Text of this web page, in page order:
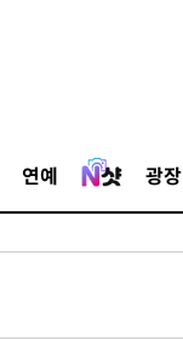
연예 광장